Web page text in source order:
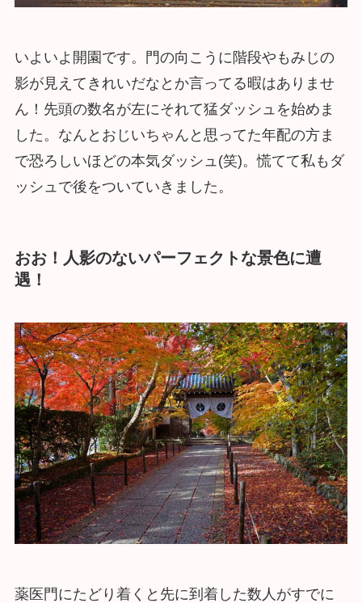
いよいよ開園です。門の向こうに階段やもみじの
影が見えてきれいだなとか言ってる暇はありませ
ん！先頭の数名が左にそれて猛ダッシュを始めま
した。なんとおじいちゃんと思ってた年配の方ま
で恐ろしいほどの本気ダッシュ(笑)。慌てて私もダ
ッシュで後をついていきました。
おお！人影のないパーフェクトな景色に遭
遇！
薬医門にたどり着くと先に到着した数人がすでに